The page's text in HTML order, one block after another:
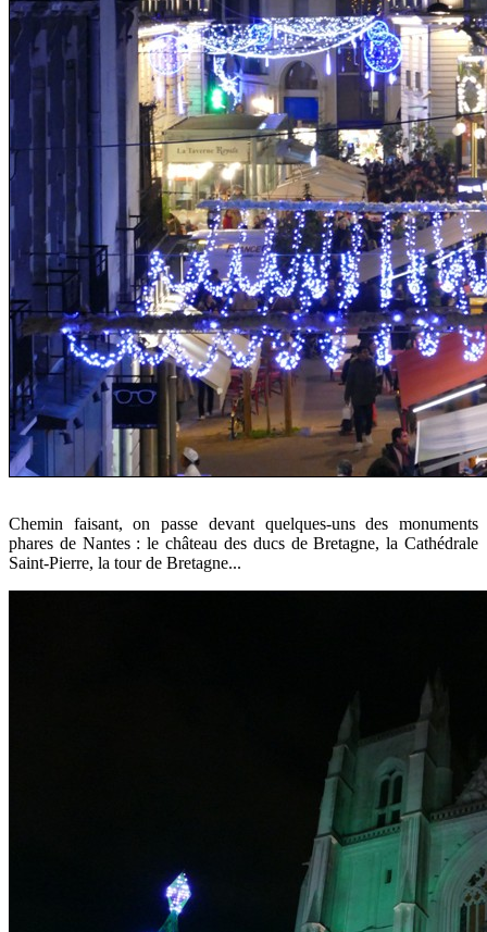
Chemin faisant, on passe devant quelques-uns des monuments
phares de Nantes : le château des ducs de Bretagne, la Cathédrale
Saint-Pierre, la tour de Bretagne...